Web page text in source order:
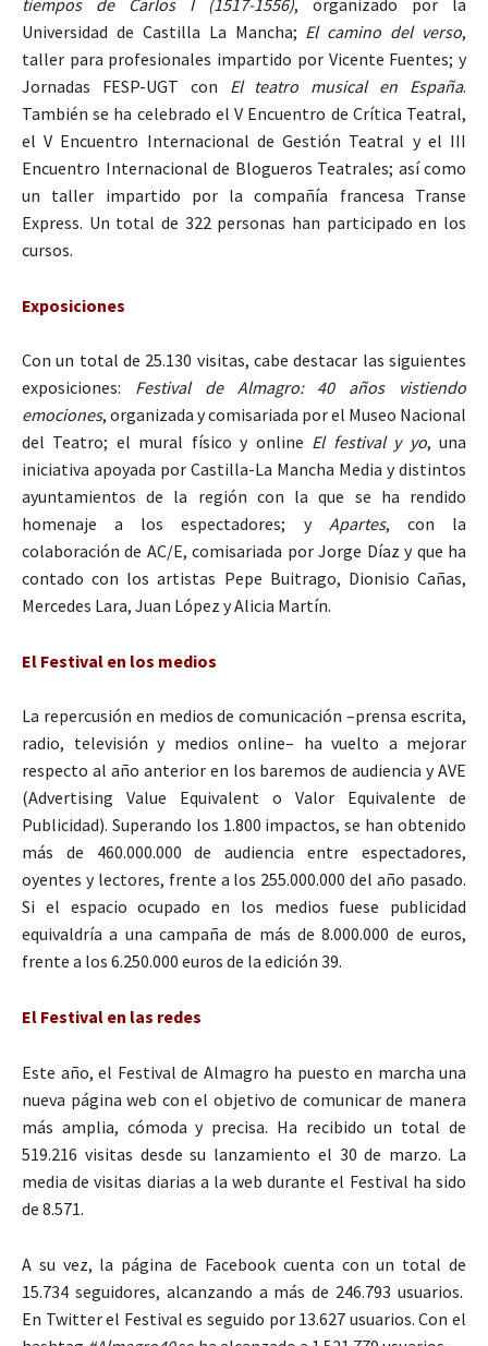
tiempos de Carlos I (1517-1556), organizado por la
Universidad de Castilla La Mancha; El camino del verso,
taller para profesionales impartido por Vicente Fuentes; y
Jornadas FESP-UGT con El teatro musical en España.
También se ha celebrado el V Encuentro de Crítica Teatral,
el V Encuentro Internacional de Gestión Teatral y el III
Encuentro Internacional de Blogueros Teatrales; así como
un taller impartido por la compañía francesa Transe
Express. Un total de 322 personas han participado en los
cursos.
Exposiciones
Con un total de 25.130 visitas, cabe destacar las siguientes
exposiciones: Festival de Almagro: 40 años vistiendo
emociones, organizada y comisariada por el Museo Nacional
del Teatro; el mural físico y online El festival y yo, una
iniciativa apoyada por Castilla-La Mancha Media y distintos
ayuntamientos de la región con la que se ha rendido
homenaje a los espectadores; y Apartes, con la
colaboración de AC/E, comisariada por Jorge Díaz y que ha
contado con los artistas Pepe Buitrago, Dionisio Cañas,
Mercedes Lara, Juan López y Alicia Martín.
El Festival en los medios
La repercusión en medios de comunicación –prensa escrita,
radio, televisión y medios online– ha vuelto a mejorar
respecto al año anterior en los baremos de audiencia y AVE
(Advertising Value Equivalent o Valor Equivalente de
Publicidad). Superando los 1.800 impactos, se han obtenido
más de 460.000.000 de audiencia entre espectadores,
oyentes y lectores, frente a los 255.000.000 del año pasado.
Si el espacio ocupado en los medios fuese publicidad
equivaldría a una campaña de más de 8.000.000 de euros,
frente a los 6.250.000 euros de la edición 39.
El Festival en las redes
Este año, el Festival de Almagro ha puesto en marcha una
nueva página web con el objetivo de comunicar de manera
más amplia, cómoda y precisa. Ha recibido un total de
519.216 visitas desde su lanzamiento el 30 de marzo. La
media de visitas diarias a la web durante el Festival ha sido
de 8.571.
A su vez, la página de Facebook cuenta con un total de
15.734 seguidores, alcanzando a más de 246.793 usuarios.
En Twitter el Festival es seguido por 13.627 usuarios. Con el